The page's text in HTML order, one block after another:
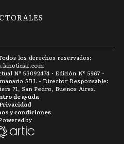
los derechos reservados:
lanoticia1.com
Nº 53092474 · Edición Nº 5967 -
SRL - Director Responsable:
71, San Pedro, Buenos Aires.
y condiciones
Privacidad
de ayuda
by